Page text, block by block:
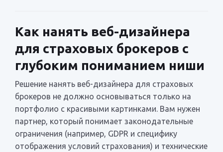
Как нанять веб-дизайнера
для страховых брокеров с
глубоким пониманием ниши
Решение нанять веб-дизайнера для страховых
брокеров не должно основываться только на
портфолио с красивыми картинками. Вам нужен
партнер, который понимает законодательные
ограничения (например, GDPR и специфику
отображения условий страхования) и технические